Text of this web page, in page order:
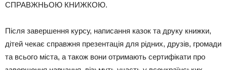
СПРАВЖНЬОЮ КНИЖКОЮ.
Після завершення курсу, написання казок та друку книжки,
дітей чекає справжня презентація для рідних, друзів, громади
та всього міста, а також вони отримають сертифікати про